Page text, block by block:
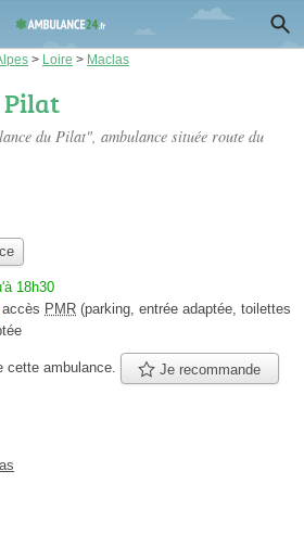
> Loire > Maclas
Pilat
du Pilat", ambulance située route du
18h30
accès PMR (parking, entrée adaptée, toilettes
cette ambulance. Je recommande